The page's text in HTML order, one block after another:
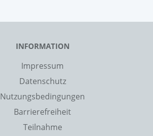
INFORMATION
Impressum
Datenschutz
Nutzungsbedingungen
Barrierefreiheit
Teilnahme